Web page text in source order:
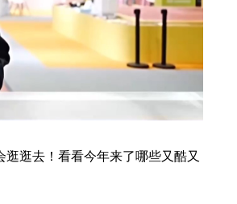
逛去！看看今年来了哪些又酷又